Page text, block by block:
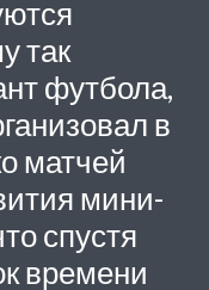
так
футбола,
в
матчей
мини-
спустя
времени